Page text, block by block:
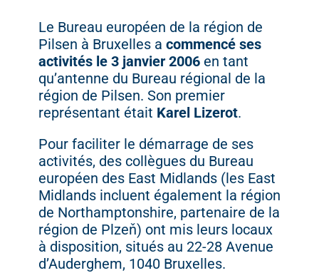
Le Bureau européen de la région de
Pilsen à Bruxelles a commencé ses
activités le 3 janvier 2006 en tant
qu’antenne du Bureau régional de la
région de Pilsen. Son premier
représentant était Karel Lizerot.
Pour faciliter le démarrage de ses
activités, des collègues du Bureau
européen des East Midlands (les East
Midlands incluent également la région
de Northamptonshire, partenaire de la
région de Plzeň) ont mis leurs locaux
à disposition, situés au 22-28 Avenue
d’Auderghem, 1040 Bruxelles.